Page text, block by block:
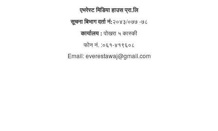
एभरेस्ट मिडिया हाउस प्रा.लि
सूचना बिभाग दर्ता नं:२०४३/०७७ -७८
कार्यालय : पोखरा ५ कास्की
फोन नं. :०६१-४१९६०८
Email: everestawaj@gmail.com